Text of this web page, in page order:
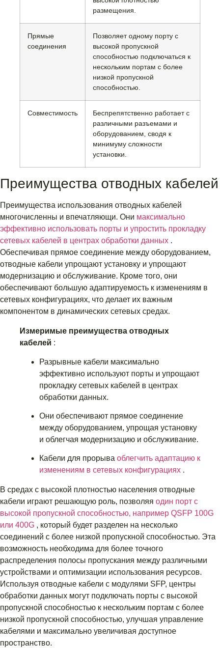
размещения.
Прямые
соединения
Позволяет одному порту с
высокой пропускной
способностью подключаться к
нескольким портам с более
низкой пропускной
способностью.
Совместимость
Беспрепятственно работает с
различными разъемами и
оборудованием, сводя к
минимуму сложности
установки.
Преимущества отводных кабелей
Преимущества использования отводных кабелей
многочисленны и впечатляющи. Они максимально
эффективно использовать порты и упростить прокладку
сетевых кабелей в центрах обработки данных .
Обеспечивая прямое соединение между оборудованием,
отводные кабели упрощают установку и упрощают
модернизацию и обслуживание. Кроме того, они
обеспечивают большую адаптируемость к изменениям в
сетевых конфигурациях, что делает их важным
компонентом в динамических сетевых средах.
Измеримые преимущества отводных
кабелей :
Разрывные кабели максимально
эффективно используют порты и упрощают
прокладку сетевых кабелей в центрах
обработки данных.
Они обеспечивают прямое соединение
между оборудованием, упрощая установку
и облегчая модернизацию и обслуживание.
Кабели для прорыва облегчить адаптацию к
изменениям в сетевых конфигурациях .
В средах с высокой плотностью населения отводные
кабели играют решающую роль, позволяя один порт с
высокой пропускной способностью, например QSFP 100G
или 400G , который будет разделен на несколько
соединений с более низкой пропускной способностью. Эта
возможность необходима для более точного
распределения полосы пропускания между различными
устройствами и оптимизации использования ресурсов.
Используя отводные кабели с модулями SFP, центры
обработки данных могут подключать порты с высокой
пропускной способностью к нескольким портам с более
низкой пропускной способностью, улучшая управление
кабелями и максимально увеличивая доступное
пространство.